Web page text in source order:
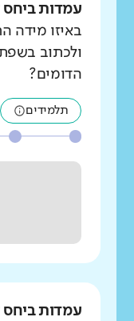
עמדות ביחס
באיזו מידה
ולכתוב
הדומים?
תלמידים
עמדות